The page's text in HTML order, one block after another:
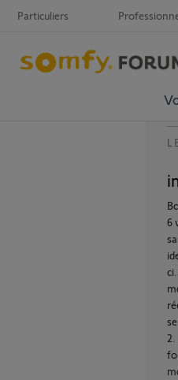
Particuliers
6